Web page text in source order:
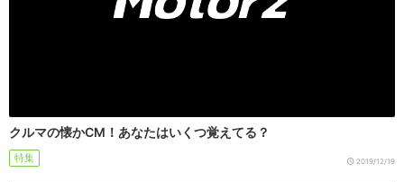
クルマの懐かCM！あなたはいくつ覚えてる？
特集 2019/12/19